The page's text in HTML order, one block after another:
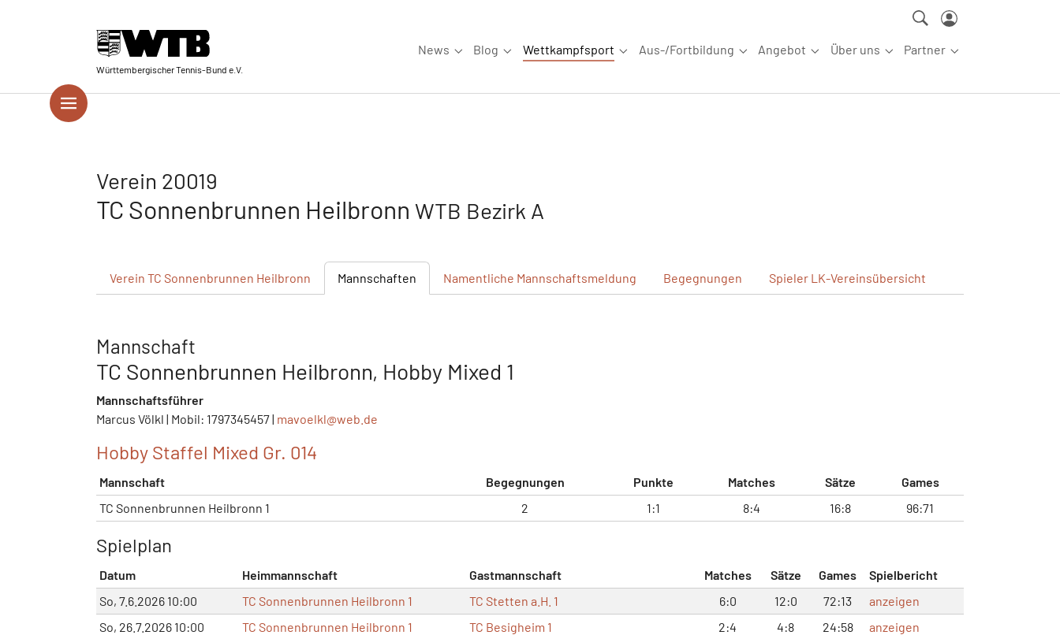
Württembergischer Tennis-Bund e.V.
News
Submenu for "News"
Blog
Submenu for "Blog"
Wettkampfsport
Submenu for "Wettkampfsport"
Aus-/Fortbildung
Submenu for "Aus-/Fortbildung"
Angebot
Submenu for "Angebot"
Über uns
Submenu for "Über uns"
Partner
Submenu for
Verein 20019
TC Sonnenbrunnen Heilbronn WTB Bezirk A
Verein TC Sonnenbrunnen Heilbronn Mannschaften Namentliche Mannschaftsmeldung Begegnungen Spieler LK-Vereinsübersicht
Mannschaft
TC Sonnenbrunnen Heilbronn, Hobby Mixed 1
Mannschaftsführer
Marcus Völkl | Mobil: 1797345457 | mavoelkl@web.de
Hobby Staffel Mixed Gr. 014
Mannschaft Begegnungen Punkte Matches Sätze
Games
TC Sonnenbrunnen Heilbronn 1
2 1:1 8:4 16:8 96:71
Spielplan
Datum Heimmannschaft Gastmannschaft Matches Sätze Games
Spielbericht
So, 7.6.2026 10:00
TC Sonnenbrunnen Heilbronn 1 TC Stetten a.H. 1 6:0 12:0 72:13
anzeigen
So, 26.7.2026 10:00
TC Sonnenbrunnen Heilbronn 1 TC Besigheim 1 2:4 4:8 24:58
anzeigen